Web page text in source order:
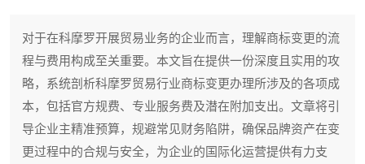
对于在科摩罗开展贸易业务的企业而言，理解商标变更的流
程与费用构成至关重要。本文旨在提供一份深度且实用的攻
略，系统剖析科摩罗贸易行业商标变更办理所涉及的各项成
本，包括官方规费、专业服务费及潜在附加支出。文章将引
导企业主精准预算，规避常见财务陷阱，确保品牌资产在变
更过程中的合规与安全，为企业的国际化运营提供有力支